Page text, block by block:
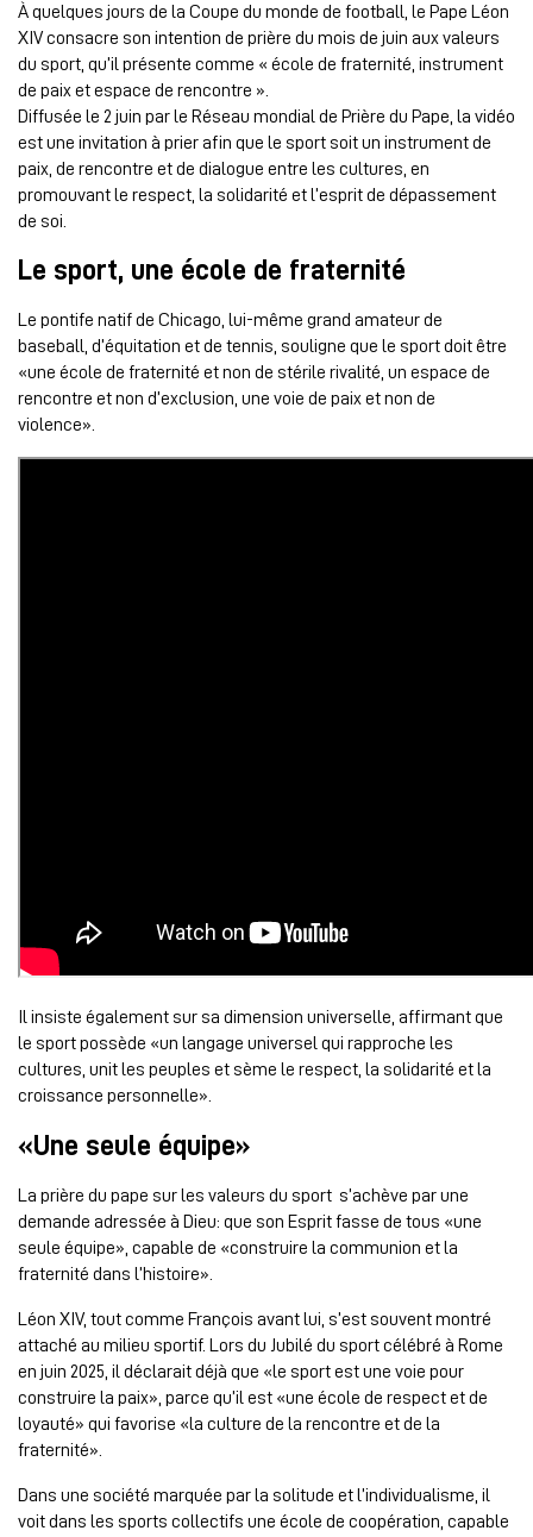
À quelques jours de la Coupe du monde de football, le Pape Léon
XIV consacre son intention de prière du mois de juin aux valeurs
du sport, qu’il présente comme « école de fraternité, instrument
de paix et espace de rencontre ».
Diffusée le 2 juin par le Réseau mondial de Prière du Pape, la vidéo
est une invitation à prier afin que le sport soit un instrument de
paix, de rencontre et de dialogue entre les cultures, en
promouvant le respect, la solidarité et l’esprit de dépassement
de soi.
Le sport, une école de fraternité
Le pontife natif de Chicago, lui-même grand amateur de
baseball, d’équitation et de tennis, souligne que le sport doit être
«une école de fraternité et non de stérile rivalité, un espace de
rencontre et non d’exclusion, une voie de paix et non de
violence».
Il insiste également sur sa dimension universelle, affirmant que
le sport possède «un langage universel qui rapproche les
cultures, unit les peuples et sème le respect, la solidarité et la
croissance personnelle».
«Une seule équipe»
La prière du pape sur les valeurs du sport s’achève par une
demande adressée à Dieu: que son Esprit fasse de tous «une
seule équipe», capable de «construire la communion et la
fraternité dans l’histoire».
Léon XIV, tout comme François avant lui, s’est souvent montré
attaché au milieu sportif. Lors du Jubilé du sport célébré à Rome
en juin 2025, il déclarait déjà que «le sport est une voie pour
construire la paix», parce qu’il est «une école de respect et de
loyauté» qui favorise «la culture de la rencontre et de la
fraternité».
Dans une société marquée par la solitude et l’individualisme, il
voit dans les sports collectifs une école de coopération, capable